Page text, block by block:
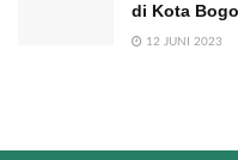
di Kota
12 JUNI 2023